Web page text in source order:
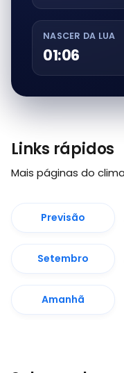
NASCER DA LUA
01:06
Links rápidos
Mais páginas do
Previsão
Setembro
Amanhã